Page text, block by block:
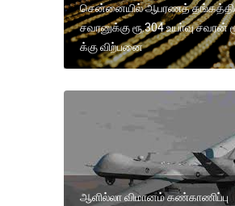
சென்னையில் ஆபரணத்
சவரனுக்கு ரூ.304 உயா்வு சவரன்
க்கு விற்பனை
ஆளில்லா விமானம் கண்காணிப்பு